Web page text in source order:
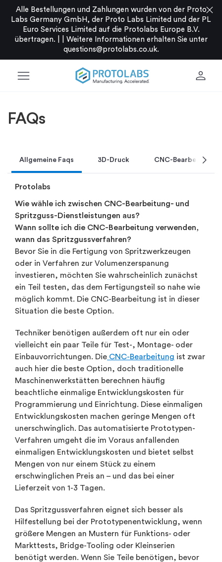
Alle Bestellungen und Zahlungen wurden von der Proto
Labs Germany GmbH, der Proto Labs Limited und der PL
Euro Services Limited auf die Protolabs Europe B.V.
übertragen. |
Weitere Informationen erhalten Sie unter
questions@protolabs.co.uk.
close
menu person
FAQs
Allgemeine Faqs 3D-Druck CNC-Bearbeitung
chevron_right
Protolabs
Wie wähle ich zwischen CNC-Bearbeitung- und
Spritzguss-Dienstleistungen aus?
Wann sollte ich die CNC-Bearbeitung verwenden,
wann das Spritzgussverfahren?
Bevor Sie in die Fertigung von Spritzwerkzeugen
oder in Verfahren zur Volumenzerspanung
investieren, möchten Sie wahrscheinlich zunächst
ein Teil testen, das dem Fertigungsteil so nahe wie
möglich kommt. Die CNC-Bearbeitung ist in dieser
Situation die beste Option.
Techniker benötigen außerdem oft nur ein oder
vielleicht ein paar Teile für Test-, Montage- oder
Einbauvorrichtungen. Die CNC-Bearbeitung ist zwar
auch hier die beste Option, doch traditionelle
Maschinenwerkstätten berechnen häufig
beachtliche einmalige Entwicklungskosten für
Programmierung und Einrichtung. Diese einmaligen
Entwicklungskosten machen geringe Mengen oft
unerschwinglich. Das automatisierte Prototypen-
Verfahren umgeht die im Voraus anfallenden
einmaligen Entwicklungskosten und bietet selbst
Mengen von nur einem Stück zu einem
erschwinglichen Preis an – und das bei einer
Lieferzeit von 1-3 Tagen.
Das Spritzgussverfahren eignet sich besser als
Hilfestellung bei der Prototypenentwicklung, wenn
größere Mengen an Mustern für Funktions- oder
Markttests, Bridge-Tooling oder Kleinserien
benötigt werden. Wenn Sie Teile benötigen, bevor